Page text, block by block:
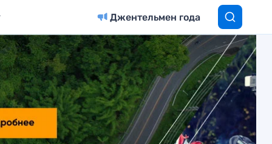
Джентельмен года